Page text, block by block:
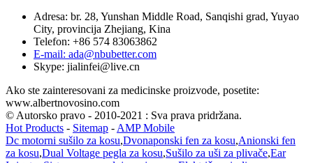
Adresa: br. 28, Yunshan Middle Road, Sanqishi grad, Yuyao
City, provincija Zhejiang, Kina
Telefon: +86 574 83063862
E-mail: ada@nbubetter.com
Skype: jialinfei@live.cn
Ako ste zainteresovani za medicinske proizvode, posetite:
www.albertnovosino.com
© Autorsko pravo - 2010-2021 : Sva prava pridržana.
Hot Products - Sitemap - AMP Mobile
Dc motorni sušilo za kosu,Dvonaponski fen za kosu,Anionski fen
za kosu,Dual Voltage pegla za kosu,Sušilo za uši za plivače,Ear